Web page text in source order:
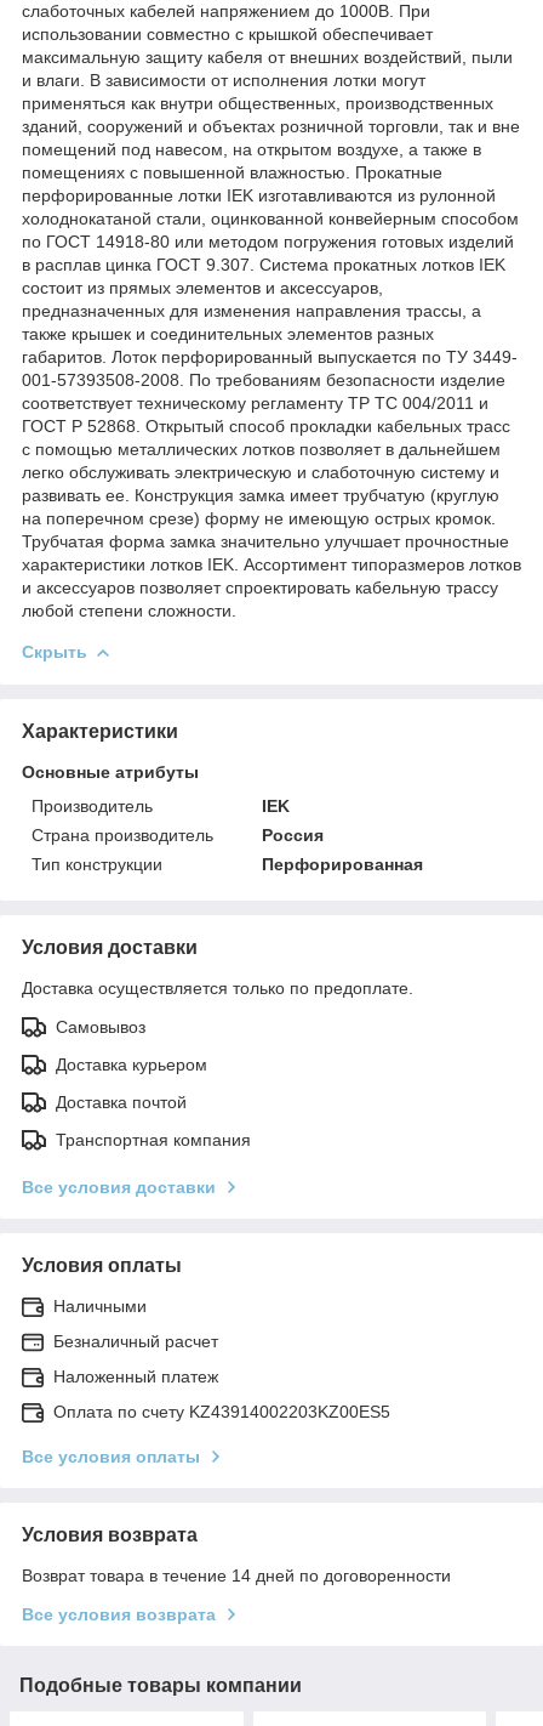
слаботочных кабелей напряжением до 1000В. При
использовании совместно с крышкой обеспечивает
максимальную защиту кабеля от внешних воздействий, пыли
и влаги. В зависимости от исполнения лотки могут
применяться как внутри общественных, производственных
зданий, сооружений и объектах розничной торговли, так и вне
помещений под навесом, на открытом воздухе, а также в
помещениях с повышенной влажностью. Прокатные
перфорированные лотки IEK изготавливаются из рулонной
холоднокатаной стали, оцинкованной конвейерным способом
по ГОСТ 14918-80 или методом погружения готовых изделий
в расплав цинка ГОСТ 9.307. Система прокатных лотков IEK
состоит из прямых элементов и аксессуаров,
предназначенных для изменения направления трассы, а
также крышек и соединительных элементов разных
габаритов. Лоток перфорированный выпускается по ТУ 3449-
001-57393508-2008. По требованиям безопасности изделие
соответствует техническому регламенту ТР ТС 004/2011 и
ГОСТ Р 52868. Открытый способ прокладки кабельных трасс
с помощью металлических лотков позволяет в дальнейшем
легко обслуживать электрическую и слаботочную систему и
развивать ее. Конструкция замка имеет трубчатую (круглую
на поперечном срезе) форму не имеющую острых кромок.
Трубчатая форма замка значительно улучшает прочностные
характеристики лотков IEK. Ассортимент типоразмеров лотков
и аксессуаров позволяет спроектировать кабельную трассу
любой степени сложности.
Скрыть
Характеристики
Основные атрибуты
Производитель
IEK
Страна производитель
Россия
Тип конструкции
Перфорированная
Условия доставки
Доставка осуществляется только по предоплате.
Самовывоз
Доставка курьером
Доставка почтой
Транспортная компания
Все условия доставки
Условия оплаты
Наличными
Безналичный расчет
Наложенный платеж
Оплата по счету KZ43914002203KZ00ES5
Все условия оплаты
Условия возврата
Возврат товара в течение 14 дней по договоренности
Все условия возврата
Подобные товары компании